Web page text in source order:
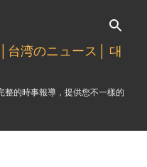
台湾のニュース│ 대
整的時事報導，提供您不一樣的